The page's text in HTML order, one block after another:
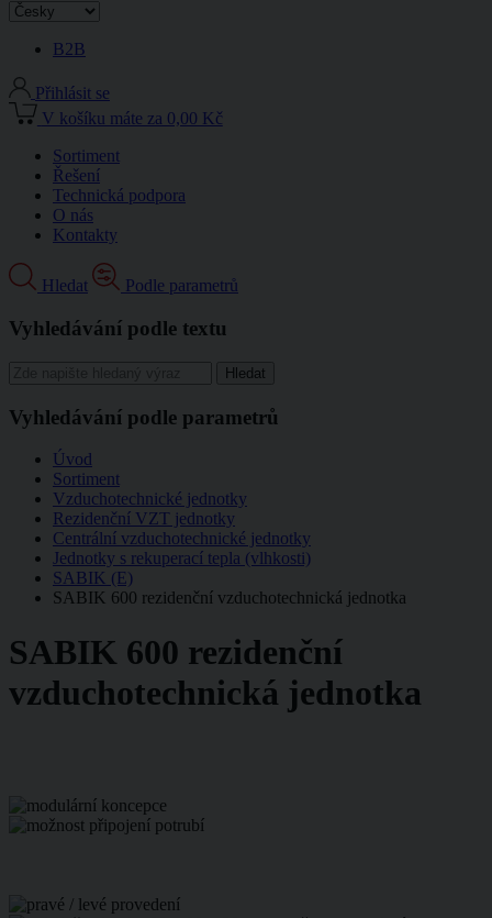
B2B
Přihlásit se
V košíku máte za 0,00 Kč
Sortiment
Řešení
Technická podpora
O nás
Kontakty
Hledat Podle parametrů
Vyhledávání podle textu
Vyhledávání podle parametrů
Úvod
Sortiment
Vzduchotechnické jednotky
Rezidenční VZT jednotky
Centrální vzduchotechnické jednotky
Jednotky s rekuperací tepla (vlhkosti)
SABIK (E)
SABIK 600 rezidenční vzduchotechnická jednotka
SABIK 600 rezidenční
vzduchotechnická jednotka